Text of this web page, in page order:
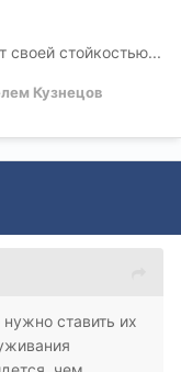
стойкостью...
Кузнецов
ставить их